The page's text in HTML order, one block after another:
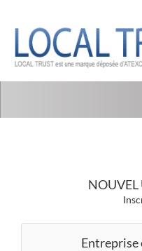
NOUVEL
Entreprise